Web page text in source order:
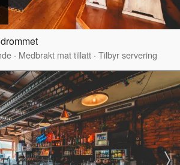
· Medbrakt mat tillatt · Tilbyr servering